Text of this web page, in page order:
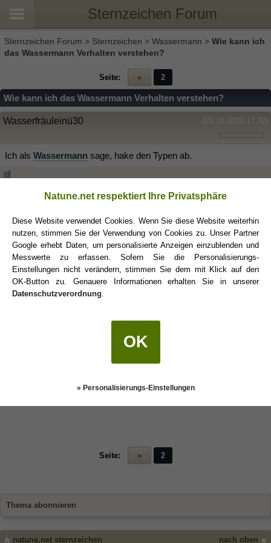
Sternzeichen Forum
Sternzeichen Forum > Sternzeichen > Wassermann > Wie kann ich
das Wassermann Verhalten verstehen?
Seite: « 2
Wie kann ich das Wassermann Verhalten verstehen?
(23.10.2020 17:32)
Wasserfräuleinü30
Ich als Wassermann sage, hake den Typen ab.
« Ein Thema zurück Ein Thema vor »
Seite: « 2
Thema abonnieren
nach oben
natune.net sternzeichen
Natune.net respektiert Ihre Privatsphäre
Diese Website verwendet Cookies. Wenn Sie diese Website weiterhin
nutzen, stimmen Sie der Verwendung von Cookies zu. Unser Partner
Google erhebt Daten, um personalisierte Anzeigen einzublenden und
Messwerte zu erfassen. Sofern Sie die Personalisierungs-
Einstellungen nicht verändern, stimmen Sie dem mit Klick auf den
OK-Button zu. Genauere Informationen erhalten Sie in unserer
Datenschutzverordnung.
OK
» Personalisierungs-Einstellungen